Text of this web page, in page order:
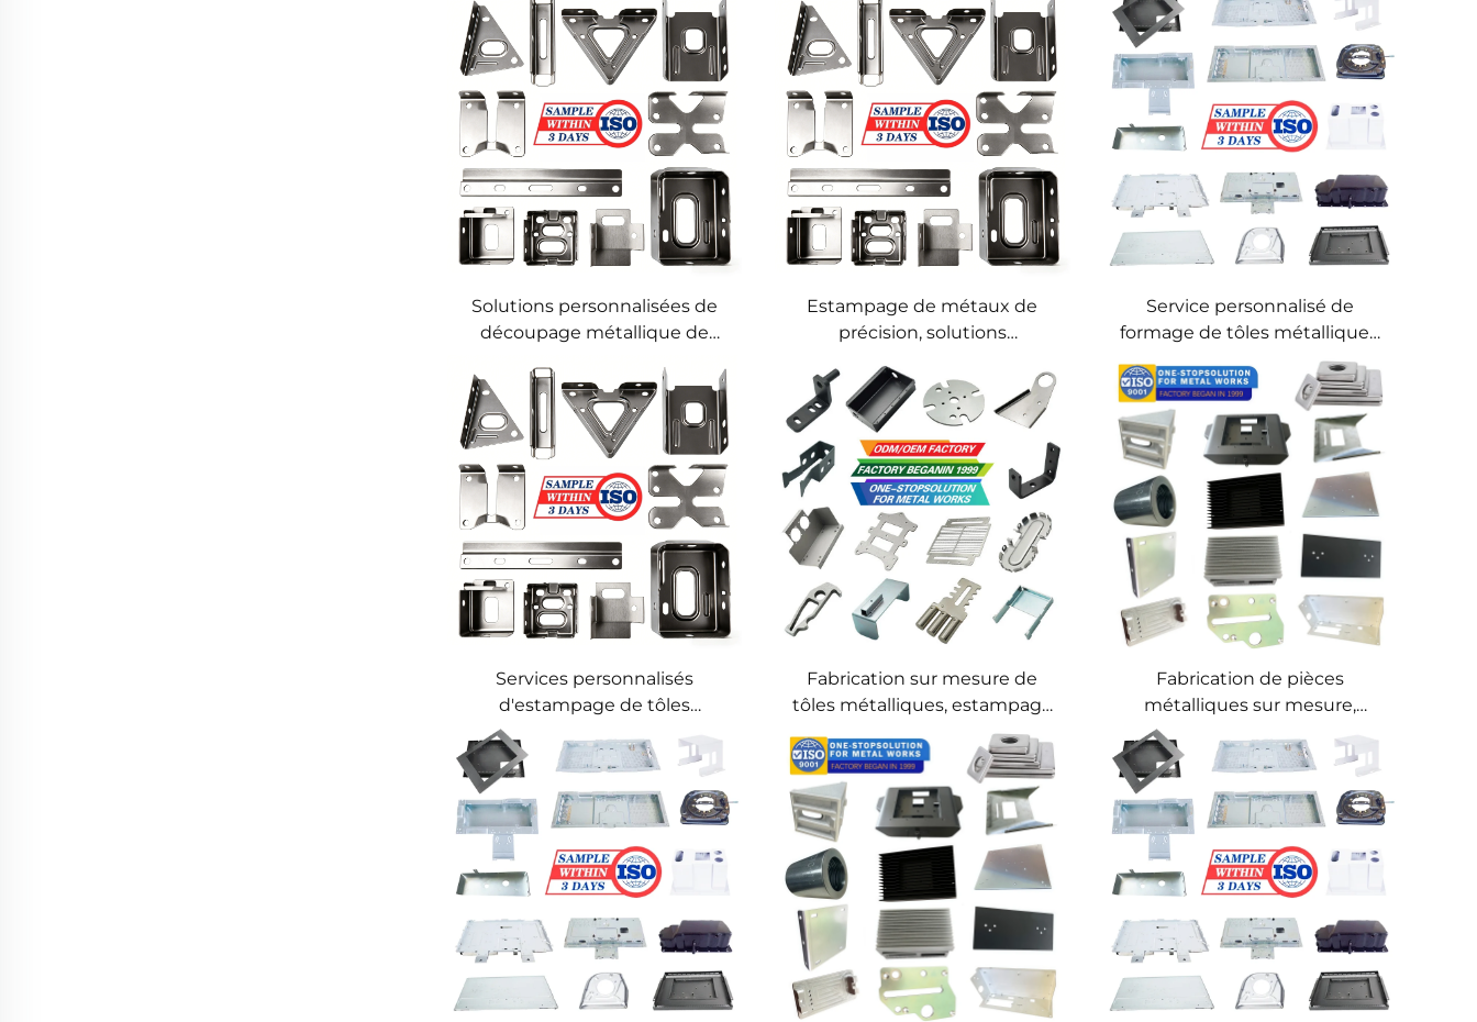
précision, service d’estampage
métallique sur mesure, service
de découpage
précision en grande série —
Service d’estampage
métallique OEM pour acier
inoxydable et aluminium
estampage métallique
progressif de précision en acier
inoxydable et en aluminium
Solutions personnalisées de
découpage métallique de
tôles
Estampage de métaux de
précision, solutions
de tôles, fabrication sur
mesure de pièces en tôle
Service personnalisé de
formage de tôles métalliques,
service personnalisé
d’estampage et de découpage
de métaux, production de
masse
Services personnalisés
d'estampage de tôles
métalliques – Composants
d'estampage OEM de
Fabrication sur mesure de
tôles métalliques, estampage
métallique progressif de
précision, fabrication sur
mesure de composants
Fabrication de pièces
métalliques sur mesure,
estampage métallique
progressif de précision,
fabrication de composants
personnalisés